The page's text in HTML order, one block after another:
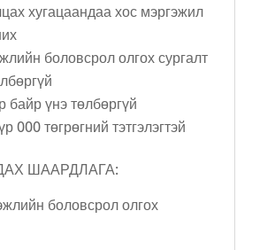
хугацаандаа хос мэргэжил
боловсрол олгох сургалт
байр үнэ төлбөргүй
000 төгрөгний тэтгэлэгтэй
ШААРДЛАГА:
боловсрол олгох